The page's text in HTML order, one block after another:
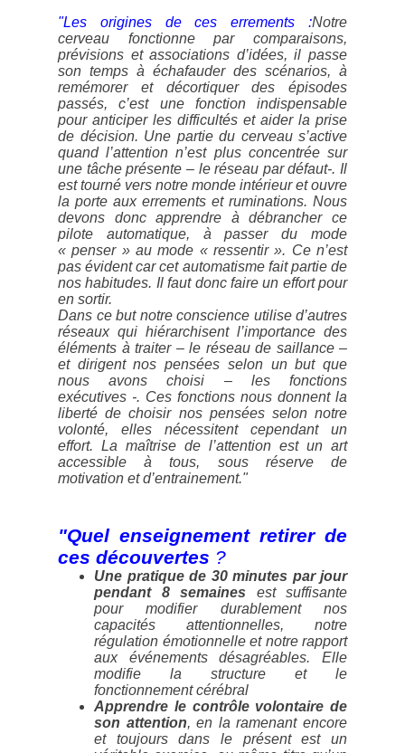
"Les origines de ces errements :Notre
cerveau fonctionne par comparaisons,
prévisions et associations d’idées, il passe
son temps à échafauder des scénarios, à
remémorer et décortiquer des épisodes
passés, c’est une fonction indispensable
pour anticiper les difficultés et aider la prise
de décision. Une partie du cerveau s’active
quand l’attention n’est plus concentrée sur
une tâche présente – le réseau par défaut-. Il
est tourné vers notre monde intérieur et ouvre
la porte aux errements et ruminations. Nous
devons donc apprendre à débrancher ce
pilote automatique, à passer du mode
« penser » au mode « ressentir ». Ce n’est
pas évident car cet automatisme fait partie de
nos habitudes. Il faut donc faire un effort pour
en sortir.
Dans ce but notre conscience utilise d’autres
réseaux qui hiérarchisent l’importance des
éléments à traiter – le réseau de saillance–
et dirigent nos pensées selon un but que
nous avons choisi – les fonctions
exécutives -. Ces fonctions nous donnent la
liberté de choisir nos pensées selon notre
volonté, elles nécessitent cependant un
effort. La maîtrise de l’attention est un art
accessible à tous, sous réserve de
motivation et d’entrainement."
"Quel enseignement retirer de
ces découvertes ?
Une pratique de 30 minutes par jour
pendant 8 semaines est suffisante
pour modifier durablement nos
capacités attentionnelles, notre
régulation émotionnelle et notre rapport
aux événements désagréables. Elle
modifie la structure et le
fonctionnement cérébral
Apprendre le contrôle volontaire de
son attention, en la ramenant encore
et toujours dans le présent est un